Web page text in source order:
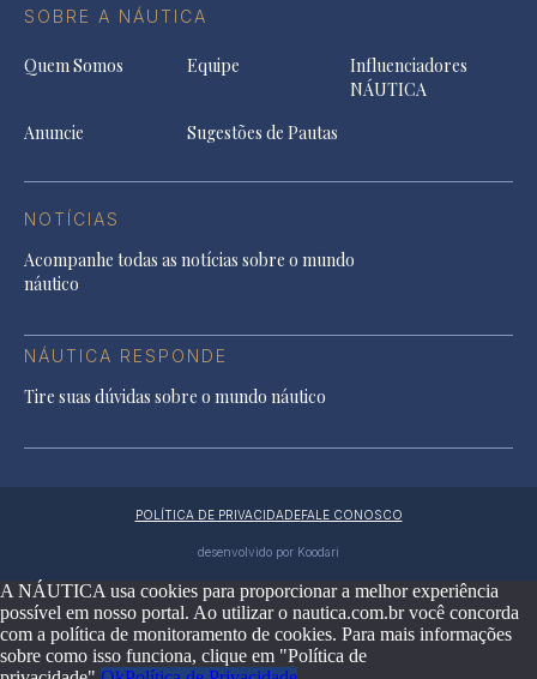
SOBRE A NÁUTICA
Quem Somos Equipe
Influenciadores
NÁUTICA
Anuncie
Sugestões de Pautas
NOTÍCIAS
Acompanhe todas as notícias sobre o mundo
náutico
NÁUTICA RESPONDE
Tire suas dúvidas sobre o mundo náutico
POLÍTICA DE PRIVACIDADEFALE CONOSCO
desenvolvido por Koodari
A NÁUTICA usa cookies para proporcionar a melhor experiência
possível em nosso portal. Ao utilizar o nautica.com.br você concorda
com a política de monitoramento de cookies. Para mais informações
sobre como isso funciona, clique em "Política de